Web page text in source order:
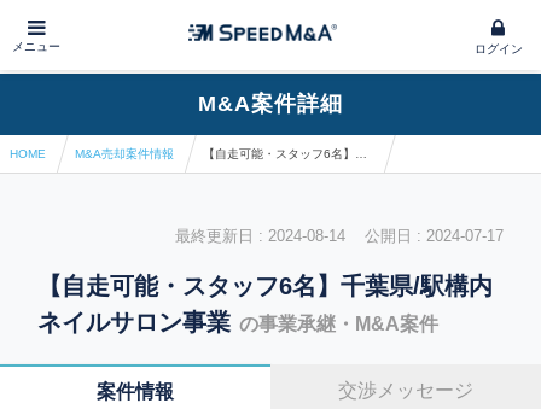
メニュー ログイン
M&A案件詳細
HOME M&A売却案件情報
最終更新日 : 2024-08-14 公開日 : 2024-07-17
【自走可能・スタッフ6名】千葉県/駅構内
ネイルサロン事業 の事業承継・M&A案件
案件情報 交渉メッセージ